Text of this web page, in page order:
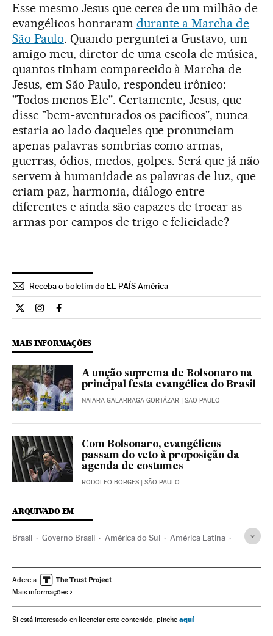
Esse mesmo Jesus que cerca de um milhão de
evangélicos honraram durante a Marcha de
São Paulo. Quando perguntei a Gustavo, um
amigo meu, diretor de uma escola de música,
quantos tinham comparecido à Marcha de
Jesus, em São Paulo, respondeu irônico:
"Todos menos Ele". Certamente, Jesus, que
disse "bem-aventurados os pacíficos", nunca
estaria ao lado daqueles que pronunciam
apenas palavras sombrias como armas,
guerras, ódios, medos, golpes. Será que já não
servem à humanidade as palavras de luz, que
criam paz, harmonia, diálogo entre
diferentes e ainda são capazes de trocar as
armas por campos de trigo e felicidade?
Receba o boletim do EL PAÍS América
Opiniao El País Brasil en Twitter
Opiniao El País Brasil en Instagram
Opiniao El País Brasil en Facebook
MAIS INFORMAÇÕES
A unção suprema de Bolsonaro na
principal festa evangélica do Brasil
NAIARA GALARRAGA GORTÁZAR | SÃO PAULO
Com Bolsonaro, evangélicos
passam do veto à proposição da
agenda de costumes
RODOLFO BORGES | SÃO PAULO
ARQUIVADO EM
Brasil Governo Brasil América do Sul América Latina
Regulamento jurídico Política
Estatuto Desarmamento
Jair Bolsonaro Licença armas Presidente Brasil
Adere a
Mais informações
Si está interesado en licenciar este contenido, pinche aquí